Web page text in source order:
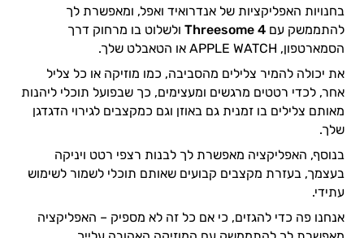
בחנויות האפליקציות של אנדרואיד ואפל, ומאפשרת לך
להתממשק עם Threesome 4 ולשלוט בו מרחוק דרך
הסמארטפון, APPLE WATCH או הטאבלט שלך.
את יכולה להמיר צלילים מהסביבה, כמו מוזיקה או כל צליל
אחר, לכדי רטטים מרגשים ומעצימים, כך שבפועל תוכלי ליהנות
מאותם צלילים בו זמנית גם באוזן וגם כמקצבים לגירוי הדגדגן
שלך.
בנוסף, האפליקציה מאפשרת לך לבנות רצפי רטט ויניקה
בעצמך, בעזרת מקצבים קבועים שאותם תוכלי לשמור לשימוש
עתידי.
אנחנו פה כדי להגזים, כי אם כל זה לא מספיק – האפליקציה